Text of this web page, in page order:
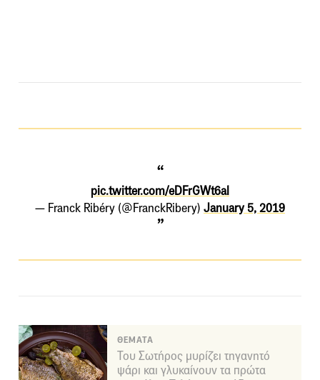
pic.twitter.com/eDFrGWt6al
— Franck Ribéry (@FranckRibery) January 5, 2019
ΘΕΜΑΤΑ
Του Σωτήρος μυρίζει τηγανητό
ψάρι και γλυκαίνουν τα πρώτα